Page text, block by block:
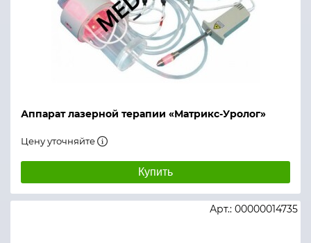
Аппарат лазерной терапии «Матрикс-Уролог»
Цену уточняйте
Купить
Арт.: 00000014735